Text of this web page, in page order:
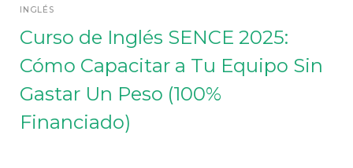
INGLÉS
Curso de Inglés SENCE 2025:
Cómo Capacitar a Tu Equipo Sin
Gastar Un Peso (100%
Financiado)